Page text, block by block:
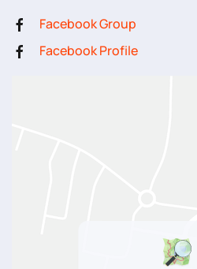
Facebook Group
Facebook Profile